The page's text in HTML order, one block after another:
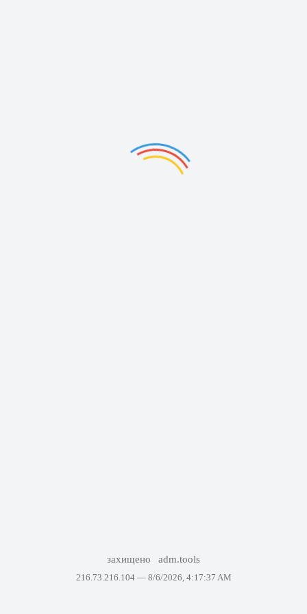
захищено adm.tools
216.73.216.104 — 8/6/2026, 4:17:37 AM